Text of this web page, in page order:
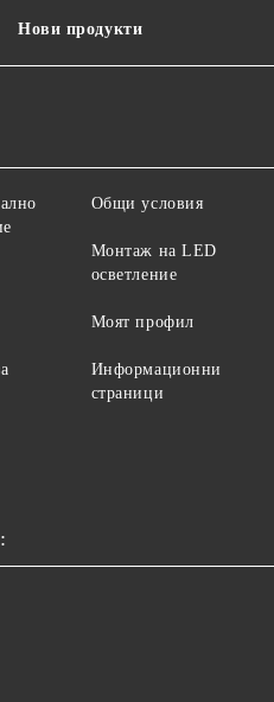
Нови продукти
Общи условия
Монтаж на LED
осветление
Моят профил
Информационни
страници